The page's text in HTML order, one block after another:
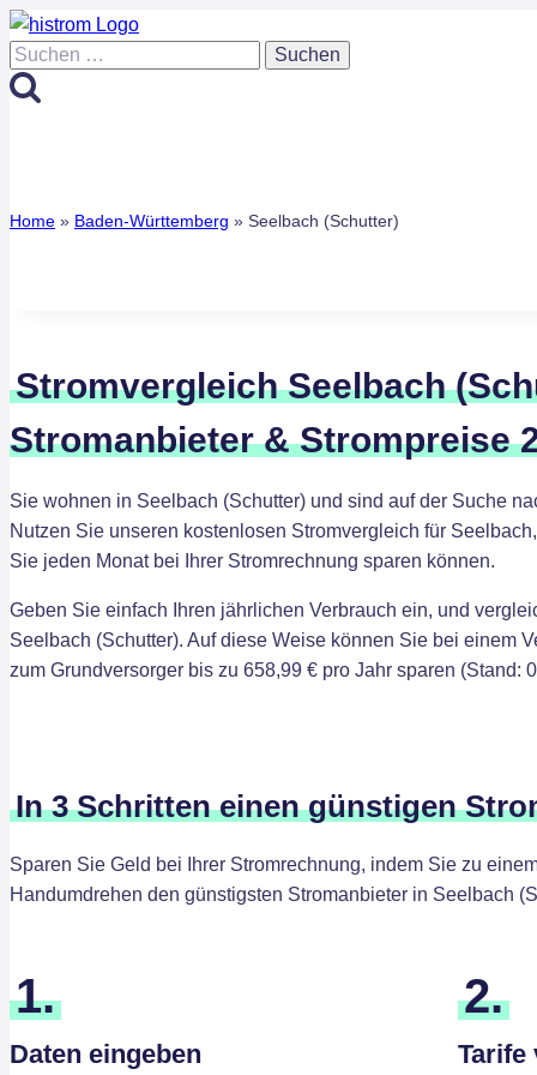
Zum
Inhalt
springen
Suchen
nach:
Home » Baden-Württemberg » Seelbach (Schutter)
Stromvergleich Seelbach
Stromanbieter & Strompreise
Sie wohnen in Seelbach (Schutter) und sind auf der Suche
Nutzen Sie unseren kostenlosen Stromvergleich für
Sie jeden Monat bei Ihrer Stromrechnung sparen können.
Geben Sie einfach Ihren jährlichen Verbrauch ein, und
Seelbach (Schutter). Auf diese Weise können Sie bei einem
zum Grundversorger bis zu 658,99 € pro Jahr sparen (Stand:
In 3 Schritten einen günstigen
Sparen Sie Geld bei Ihrer Stromrechnung, indem Sie zu
Handumdrehen den günstigsten Stromanbieter in Seelbach
1.
Daten eingeben
2.
Tarife